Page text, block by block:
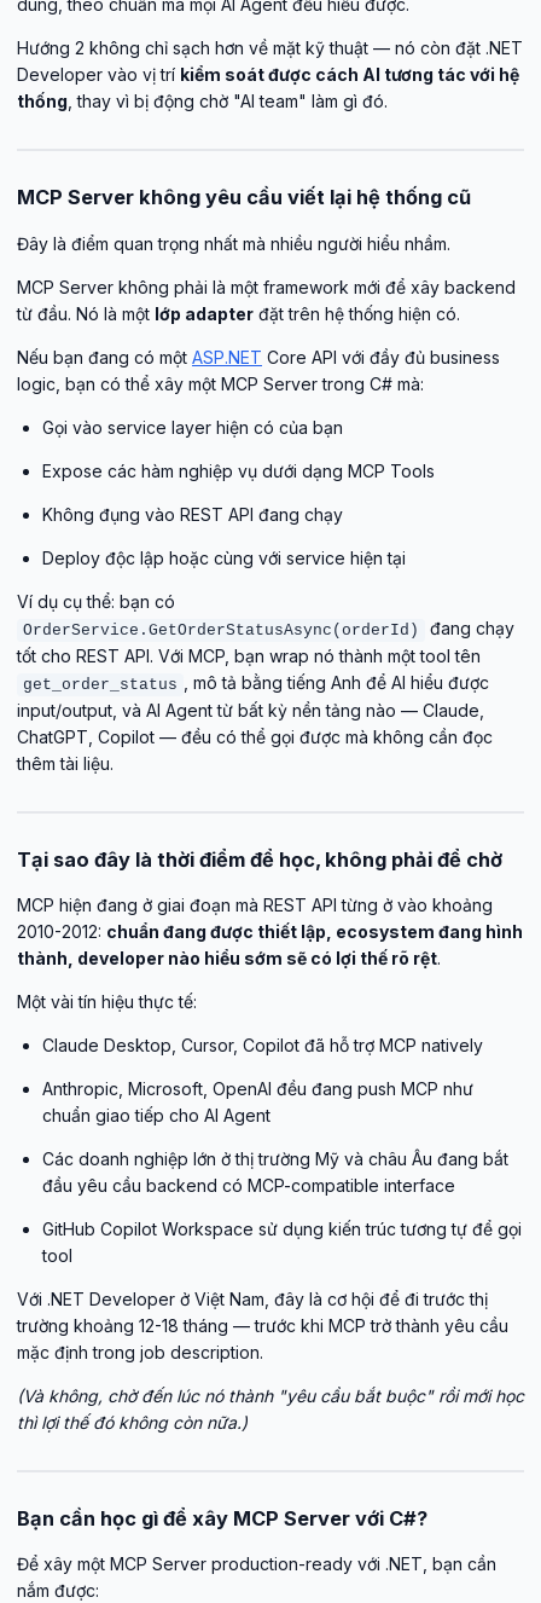
dùng, theo chuẩn mà mọi AI Agent đều hiểu được.
Hướng 2 không chỉ sạch hơn về mặt kỹ thuật — nó còn đặt .NET
Developer vào vị trí kiểm soát được cách AI tương tác với hệ
thống , thay vì bị động chờ "AI team" làm gì đó.
MCP Server không yêu cầu viết lại hệ thống cũ
Đây là điểm quan trọng nhất mà nhiều người hiểu nhầm.
MCP Server không phải là một framework mới để xây backend
từ đầu. Nó là một lớp adapter đặt trên hệ thống hiện có.
Nếu bạn đang có một ASP.NET Core API với đầy đủ business
logic, bạn có thể xây một MCP Server trong C# mà:
Gọi vào service layer hiện có của bạn
Expose các hàm nghiệp vụ dưới dạng MCP Tools
Không đụng vào REST API đang chạy
Deploy độc lập hoặc cùng với service hiện tại
Ví dụ cụ thể: bạn có
OrderService.GetOrderStatusAsync(orderId)
đang chạy
tốt cho REST API. Với MCP, bạn wrap nó thành một tool tên
get_order_status
, mô tả bằng tiếng Anh để AI hiểu được
input/output, và AI Agent từ bất kỳ nền tảng nào — Claude,
ChatGPT, Copilot — đều có thể gọi được mà không cần đọc
thêm tài liệu.
Tại sao đây là thời điểm để học, không phải để chờ
MCP hiện đang ở giai đoạn mà REST API từng ở vào khoảng
2010-2012: chuẩn đang được thiết lập, ecosystem đang hình
thành, developer nào hiểu sớm sẽ có lợi thế rõ rệt.
Một vài tín hiệu thực tế:
Claude Desktop, Cursor, Copilot đã hỗ trợ MCP natively
Anthropic, Microsoft, OpenAI đều đang push MCP như
chuẩn giao tiếp cho AI Agent
Các doanh nghiệp lớn ở thị trường Mỹ và châu Âu đang bắt
đầu yêu cầu backend có MCP-compatible interface
GitHub Copilot Workspace sử dụng kiến trúc tương tự để gọi
tool
Với .NET Developer ở Việt Nam, đây là cơ hội để đi trước thị
trường khoảng 12-18 tháng — trước khi MCP trở thành yêu cầu
mặc định trong job description.
(Và không, chờ đến lúc nó thành "yêu cầu bắt buộc" rồi mới học
thì lợi thế đó không còn nữa.)
Bạn cần học gì để xây MCP Server với C#?
Để xây một MCP Server production-ready với .NET, bạn cần
nắm được: